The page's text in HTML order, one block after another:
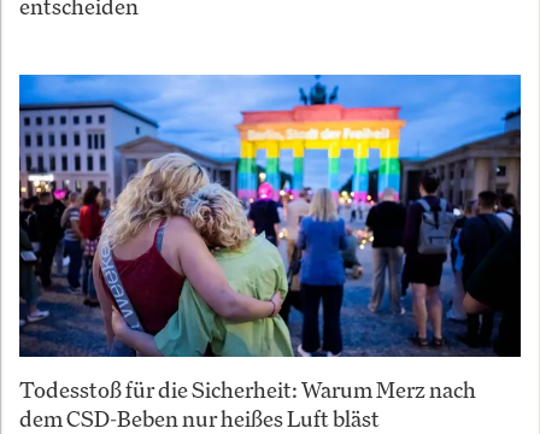
entscheiden
Todesstoß für die Sicherheit: Warum Merz nach
dem CSD-Beben nur heißes Luft bläst